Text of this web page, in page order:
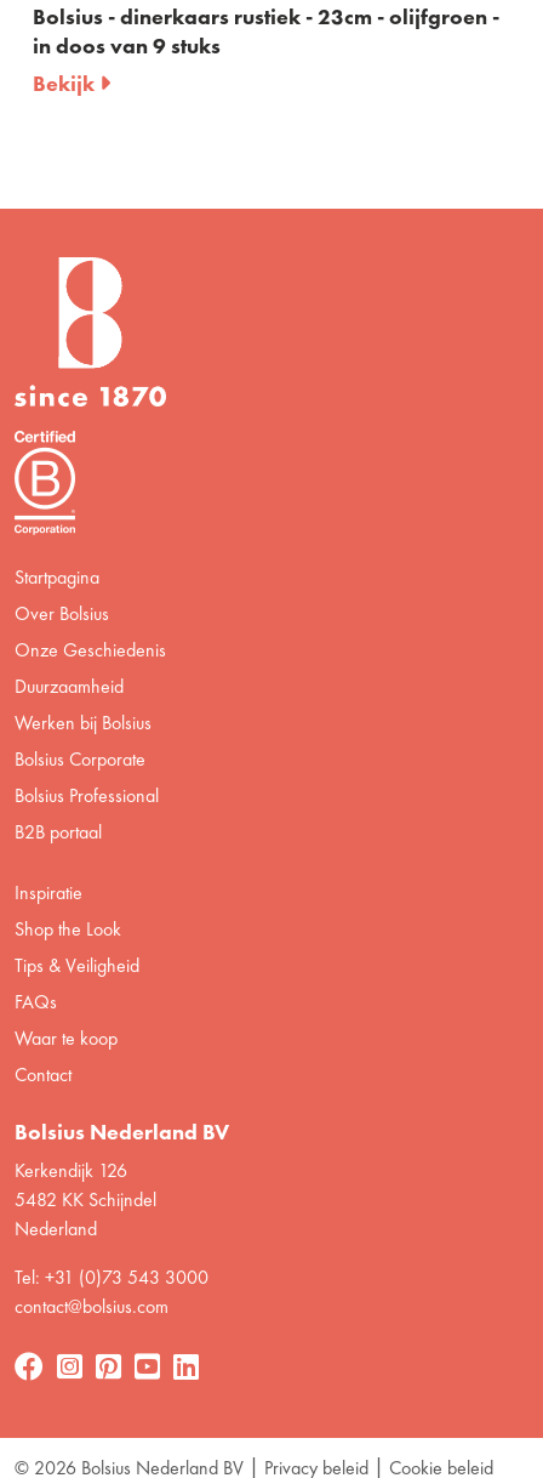
- olijfgroen -
Bolsius - dinerkaars rustiek -
in doos van 9 stuks
Startpagina
Over Bolsius
Onze Geschiedenis
Duurzaamheid
Werken bij Bolsius
Bolsius Corporate
Bolsius Professional
B2B portaal
Inspiratie
Shop the Look
Tips & Veiligheid
FAQs
Waar te koop
Contact
Bolsius Nederland BV
Kerkendijk 126
5482 KK Schijndel
Nederland
Tel: +31 (0)73 543 3000
contact@bolsius.com
© 2026 Bolsius Nederland BV Privacy beleid Cookie beleid